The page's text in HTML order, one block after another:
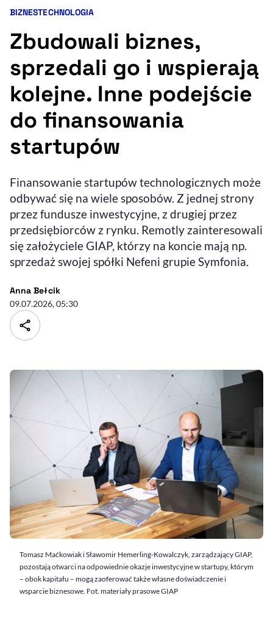
Ułatwienia dostępności wspierają:
Sprawdź, jak i dlaczego zwiększamy dostępność , otwiera się w nowym
, otwiera się w nowym oknie
Zgłoś problem
, otwiera się w
Kategorie artykułu:
BIZNESTECHNOLOGIA
Zbudowali biznes,
sprzedali go i wspierają
kolejne. Inne podejście
do finansowania
startupów
Finansowanie startupów technologicznych może
odbywać się na wiele sposobów. Z jednej strony
przez fundusze inwestycyjne, z drugiej przez
przedsiębiorców z rynku. Remotly zainteresowali
się założyciele GIAP, którzy na koncie mają np.
sprzedaż swojej spółki Nefeni grupie Symfonia.
Anna Bełcik- autor artykułu - profil
09.07.2026, 05:30
Tomasz Maćkowiak i Sławomir Hemerling-Kowalczyk, zarządzający GIAP,
pozostają otwarci na odpowiednie okazje inwestycyjne w startupy, którym
– obok kapitału – mogą zaoferować także własne doświadczenie i
wsparcie biznesowe. Fot. materiały prasowe GIAP